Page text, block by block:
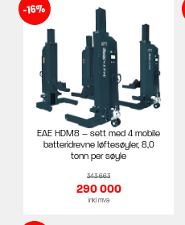
-16%
EAE HDM8 – sett med 4 mobile
batteridrevne løftesøyler, 8,0
tonn per søyle
343 663
290 000
inkl mva